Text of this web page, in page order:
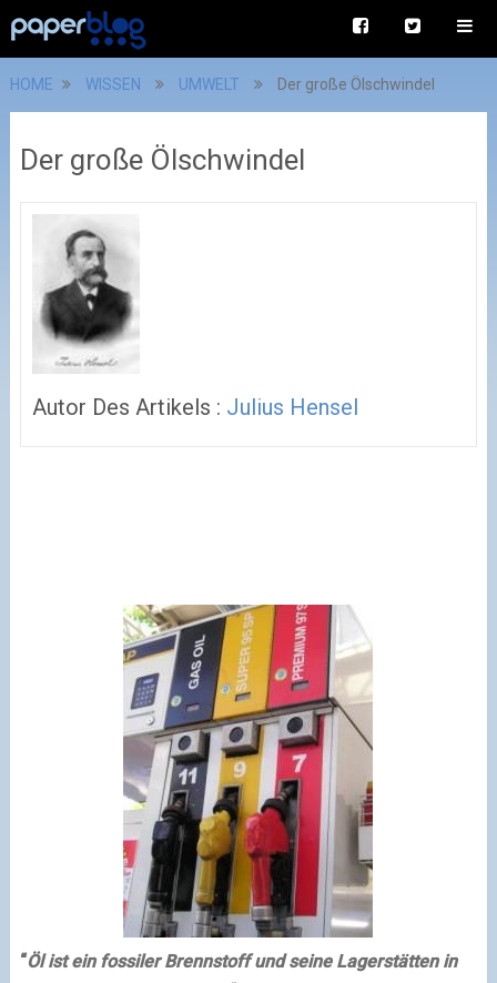
HOME WISSEN UMWELT Der große Ölschwindel
Der große Ölschwindel
Autor Des Artikels : Julius Hensel
“Öl ist ein fossiler Brennstoff und seine Lagerstätten in